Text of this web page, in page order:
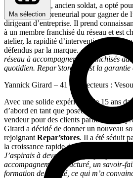
Ma sélection
Lilian Chadoin, ancien soldat, a opté
domaine entrepreneurial pour gagner de
dirigeant d’entreprise. Il prend
à un membre franchisé du réseau et est
atelier, la rapidité d’intervention ainsi
défendus par la marque.«J’ai été
réseau à accompagner les franchisés
quotidien. Repar’stores, c’est la garantie
Yannick Girard – 41 ans Secteurs :
Avec une solide expérience de 15 ans
d’abord en tant que poseur de
vendeur pour des clients particuliers et
Girard a décidé de donner un nouveau
rejoignant Repar’stores. Il a été séduit
la croissance rapide du réseau,
J’aspirais à devenir mon propre patron.
accompagnement structuré, un savoir-
formation de qualité, ce qui m’a